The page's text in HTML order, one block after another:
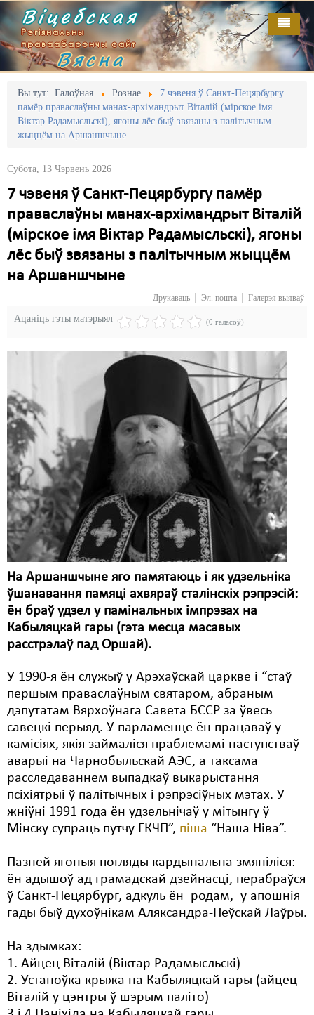
Віцебская
Рэгіянальны
праваабарончы сайт
Вясна
Вы тут: Галоўная Рознае
7 чэвеня ў Санкт-Пецярбургу
памёр праваслаўны манах-архімандрыт Віталій (мірское імя
Віктар Радамысльскі), ягоны лёс быў звязаны з палітычным
жыццём на Аршаншчыне
Субота, 13 Чэрвень 2026
7 чэвеня ў Санкт-Пецярбургу памёр
праваслаўны манах-архімандрыт Віталій
(мірское імя Віктар Радамысльскі), ягоны
лёс быў звязаны з палітычным жыццём
на Аршаншчыне
Друкаваць Эл. пошта Галерэя выяваў
Ацаніць гэты матэрыял (0 галасоў)
На Аршаншчыне яго памятаюць і як удзельніка
ўшанавання памяці ахвяраў сталінскіх рэпрэсій:
ён браў удзел у памінальных імпрэзах на
Кабыляцкай гары (гэта месца масавых
расстрэлаў пад Оршай).
У 1990-я ён служыў у Арэхаўскай царкве і “стаў
першым праваслаўным святаром, абраным
дэпутатам Вярхоўнага Савета БССР за ўвесь
савецкі перыяд. У парламенце ён працаваў у
камісіях, якія займаліся праблемамі наступстваў
аварыі на Чарнобыльскай АЭС, а таксама
расследаваннем выпадкаў выкарыстання
псіхіятрыі ў палітычных і рэпрэсіўных мэтах. У
жніўні 1991 года ён удзельнічаў у мітынгу ў
Мінску супраць путчу ГКЧП”, піша “Наша Ніва”.
Пазней ягоныя погляды кардынальна змяніліся:
ён адышоў ад грамадскай дзейнасці, перабраўся
ў Санкт-Пецярбург, адкуль ён родам, у апошнія
гады быў духоўнікам Аляксандра-Неўскай Лаўры.
На здымках:
1. Айцец Віталій (Віктар Радамысльскі)
2. Устаноўка крыжа на Кабыляцкай гары (айцец
Віталій у цэнтры ў шэрым паліто)
Галоўная
Адміністрацыйны перасьлед
Акцыі
Выбары
Грамадзянскія ініцыятывы
Дзяржава
Дыскрымінацыя
Карная псыхіятрыя
ЛПП
Мігранты
Мірныя сходы
Палітвязьні
Праваабаронцы
Правы дзіцяці
Пэнітэнцыярная сыстэма
Распальваньне варожасьці
Рознае
Свабода слова
Свабода сумленьня
Суд
Сьмяротнае пакараньне
Экалёгія
Правы працоўных
Сацыяльныя правы
Выданьні
Відэа
Пра нас